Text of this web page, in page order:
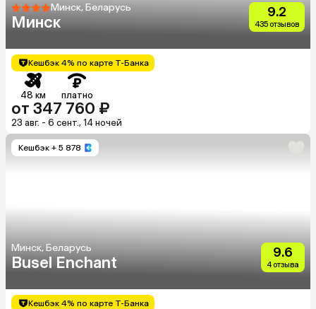
Минск, Беларусь
Минск
9.2
435 отзывов
Кешбэк 4% по карте Т-Банка
48 км платно
от 347 760 ₽
23 авг. - 6 сент., 14 ночей
Кешбэк + 5 878
Минск, Беларусь
Busel Enchant
9.6
4 отзыва
Кешбэк 4% по карте Т-Банка